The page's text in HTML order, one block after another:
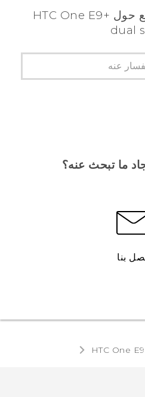
البحث عن المواضيع حول HTC One E9+
dual
ما تبحث عنه؟
بنا
HTC One